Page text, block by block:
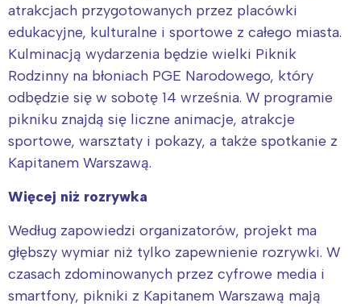
atrakcjach przygotowanych przez placówki
edukacyjne, kulturalne i sportowe z całego miasta.
Kulminacją wydarzenia będzie wielki Piknik
Rodzinny na błoniach PGE Narodowego, który
odbędzie się w sobotę 14 września. W programie
pikniku znajdą się liczne animacje, atrakcje
sportowe, warsztaty i pokazy, a także spotkanie z
Kapitanem Warszawą.
Więcej niż rozrywka
Według zapowiedzi organizatorów, projekt ma
głębszy wymiar niż tylko zapewnienie rozrywki. W
czasach zdominowanych przez cyfrowe media i
smartfony, pikniki z Kapitanem Warszawą mają
Warszawa
Łódź
Trójmiasto
Poznań
Wrocław
Śląsk
Kraków
Południe
Północ
Wszystkie
Wybieram